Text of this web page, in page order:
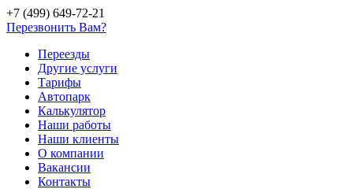
+7 (499) 649-72-21
Перезвонить Вам?
Переезды
Другие услуги
Тарифы
Автопарк
Калькулятор
Наши работы
Наши клиенты
О компании
Вакансии
Контакты